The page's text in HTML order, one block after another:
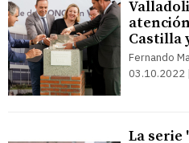
Castilla
Fernando
03.10.2022
La